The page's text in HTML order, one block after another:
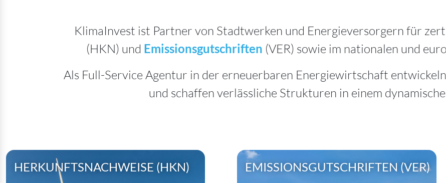
KlimaInvest ist Partner von Stadtwerken und Energieversorgern für
(HKN) und Emissionsgutschriften (VER) sowie im nationalen und
Als Full-Service Agentur in der erneuerbaren Energiewirtschaft
und schaffen verlässliche Strukturen in einem
HERKUNFTSNACHWEISE (HKN) EMISSIONSGUTSCHRIFTEN (VER)